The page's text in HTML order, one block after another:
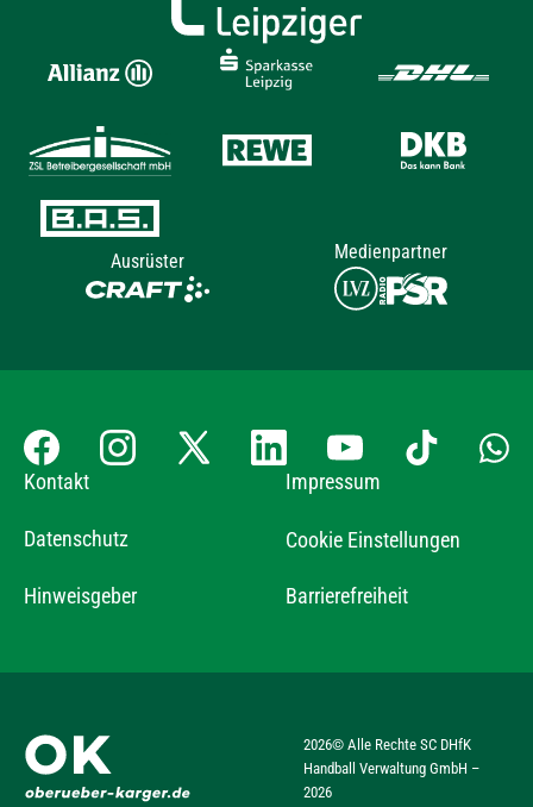
Ausrüster Medienpartner
Kontakt Impressum
Datenschutz Cookie Einstellungen
Hinweisgeber Barrierefreiheit
2026© Alle Rechte SC DHfK
Handball Verwaltung GmbH –
2026